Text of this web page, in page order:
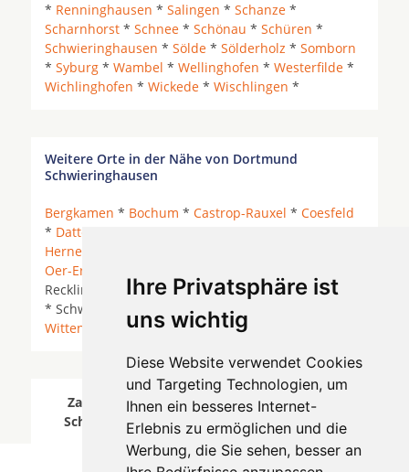
Ihre Privatsphäre ist
uns wichtig
Diese Website verwendet Cookies
und Targeting Technologien, um
Ihnen ein besseres Internet-
Erlebnis zu ermöglichen und die
Werbung, die Sie sehen, besser an
* Renninghausen * Salingen * Schanze *
Scharnhorst * Schnee * Schönau * Schüren *
Schwieringhausen * Sölde * Sölderholz * Somborn
* Syburg * Wambel * Wellinghofen * Westerfilde *
Wichlinghofen * Wickede * Wischlingen *
Weitere Orte in der Nähe von Dortmund
Schwieringhausen
Bergkamen * Bochum * Castrop-Rauxel * Coesfeld
* Datteln
Herne
Oer-Erkenschwick
Recklinghausen (Ost) * Recklinghausen (Stadtmitte)
* Schwerte *
Unna * Waltrop
Witten
Zahnärzte für Zahnimplantete in Dortmund
Schwieringhausen wurde am 07 August 2026
aktualisiert.